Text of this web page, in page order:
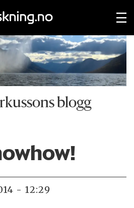
blogg
- 12:29